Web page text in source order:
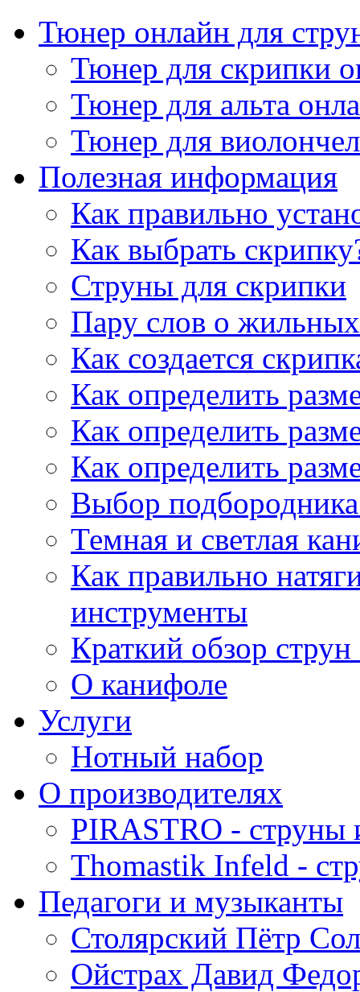
Тюнер онлайн для
Тюнер для скрипки
Тюнер для альта
Тюнер для
Полезная информация
Как правильно
Как выбрать
Струны для скрипки
Пару слов о
Как создается
Как определить
Как определить
Как определить
Выбор
Темная и светлая
Как правильно
инструменты
Краткий обзор
О канифоле
Услуги
Нотный набор
О производителях
PIRASTRO - струны
Thomastik Infeld -
Педагоги и музыканты
Столярский Пётр
Ойстрах Давид